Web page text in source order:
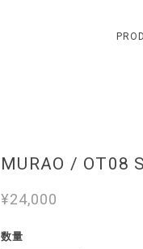
MURAO / OT08
¥24,000
数量